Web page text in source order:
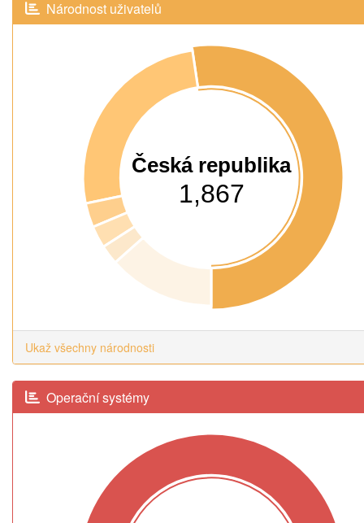
Národnost uživatelů
Česká republika
1,867
Ukaž všechny národnosti
Operační systémy